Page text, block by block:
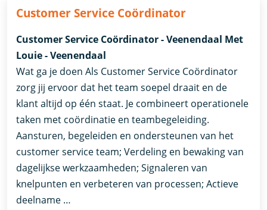
Customer Service Coördinator
Customer Service Coördinator - Veenendaal Met
Louie - Veenendaal
Wat ga je doen Als Customer Service Coördinator
zorg jij ervoor dat het team soepel draait en de
klant altijd op één staat. Je combineert operationele
taken met coördinatie en teambegeleiding.
Aansturen, begeleiden en ondersteunen van het
customer service team; Verdeling en bewaking van
dagelijkse werkzaamheden; Signaleren van
knelpunten en verbeteren van processen; Actieve
deelname …